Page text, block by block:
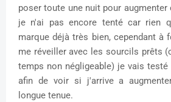
poser toute une nuit pour augmenter
je n'ai pas encore tenté car rien
marque déjà très bien, cependant à
me réveiller avec les sourcils prêts
temps non négligeable) je vais
afin de voir si j'arrive a
longue tenue.